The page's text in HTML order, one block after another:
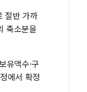
절반 가까
축소분을
유액수·구
에서 확정